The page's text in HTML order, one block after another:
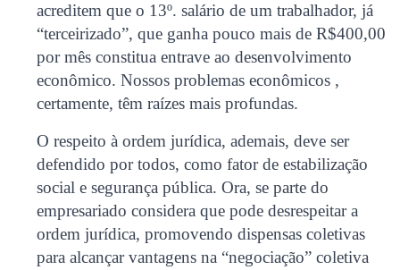
acreditem que o 13º. salário de um trabalhador, já
“terceirizado”, que ganha pouco mais de R$400,00
por mês constitua entrave ao desenvolvimento
econômico. Nossos problemas econômicos ,
certamente, têm raízes mais profundas.
O respeito à ordem jurídica, ademais, deve ser
defendido por todos, como fator de estabilização
social e segurança pública. Ora, se parte do
empresariado considera que pode desrespeitar a
ordem jurídica, promovendo dispensas coletivas
para alcançar vantagens na “negociação” coletiva